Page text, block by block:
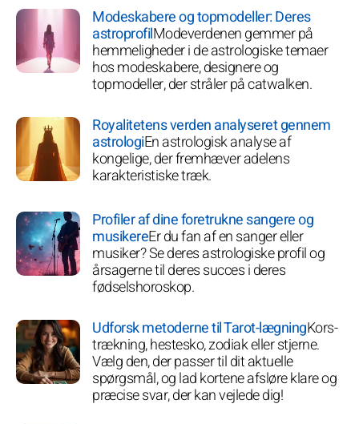
Modeskabere og topmodeller: Deres
astroprofilModeverdenen gemmer på
hemmeligheder i de astrologiske temaer
hos modeskabere, designere og
topmodeller, der stråler på catwalken.
Royalitetens verden analyseret gennem
astrologiEn astrologisk analyse af
kongelige, der fremhæver adelens
karakteristiske træk.
Profiler af dine foretrukne sangere og
musikereEr du fan af en sanger eller
musiker? Se deres astrologiske profil og
årsagerne til deres succes i deres
fødselshoroskop.
Udforsk metoderne til Tarot-lægningKors-
trækning, hestesko, zodiak eller stjerne.
Vælg den, der passer til dit aktuelle
spørgsmål, og lad kortene afsløre klare og
præcise svar, der kan vejlede dig!